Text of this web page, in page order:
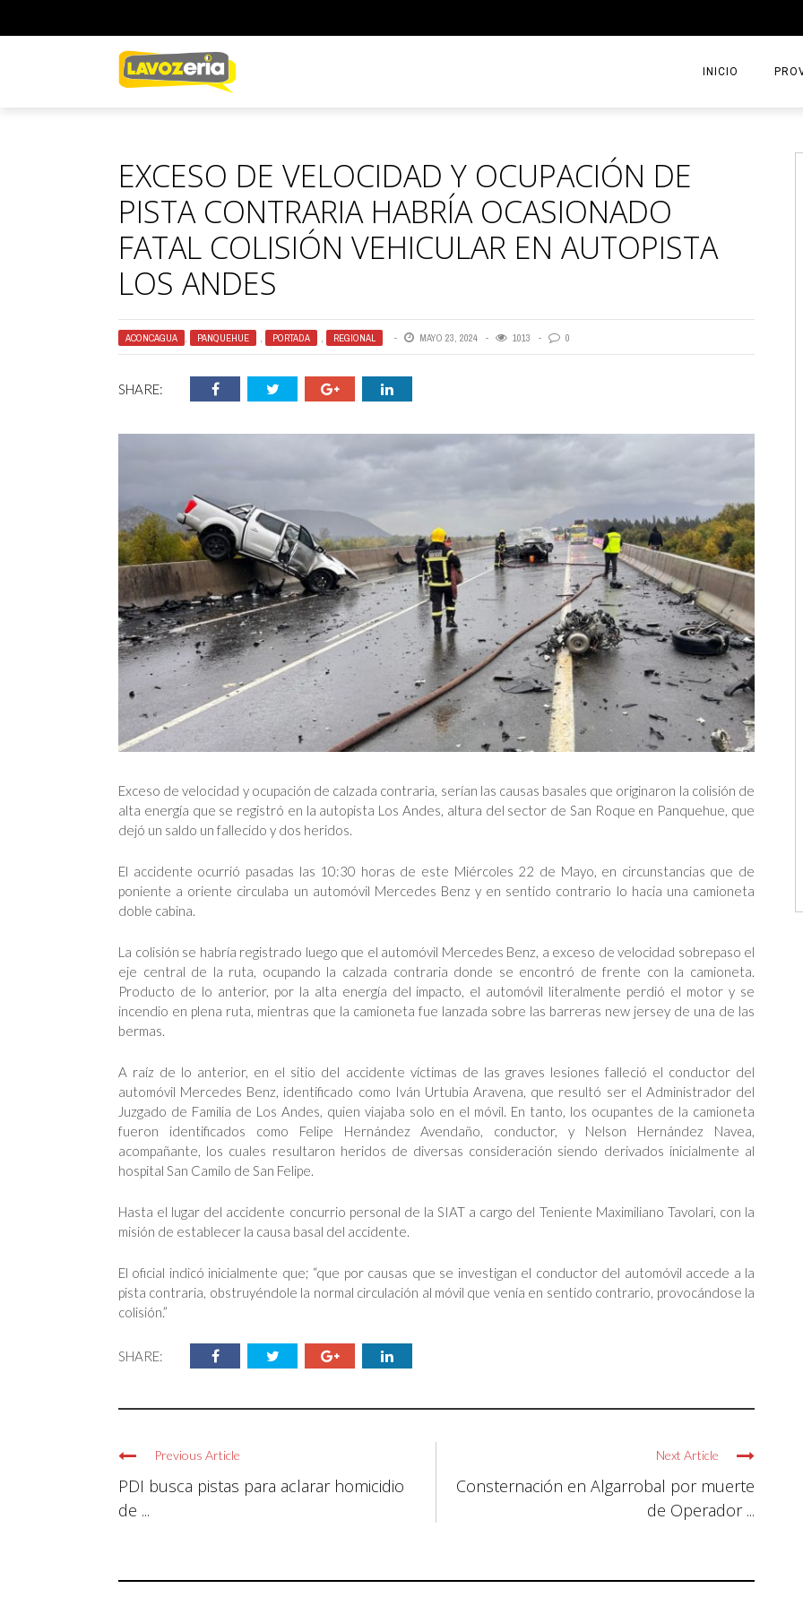
INICIO
EXCESO DE VELOCIDAD Y OCUPACIÓN DE
PISTA CONTRARIA HABRÍA OCASIONADO
FATAL COLISIÓN VEHICULAR EN AUTOPISTA
LOS ANDES
ACONCAGUA , PANQUEHUE , PORTADA , REGIONAL MAYO 23, 2024 1013 0
SHARE:
Exceso de velocidad y ocupación de calzada contraria, serían las causas basales que originaron la colisión de
alta energía que se registró en la autopista Los Andes, altura del sector de San Roque en Panquehue, que
dejó un saldo un fallecido y dos heridos.
El accidente ocurrió pasadas las 10:30 horas de este Miércoles 22 de Mayo, en circunstancias que de
poniente a oriente circulaba un automóvil Mercedes Benz y en sentido contrario lo hacia una camioneta
doble cabina.
La colisión se habría registrado luego que el automóvil Mercedes Benz, a exceso de velocidad sobrepaso el
eje central de la ruta, ocupando la calzada contraria donde se encontró de frente con la camioneta.
Producto de lo anterior, por la alta energía del impacto, el automóvil literalmente perdió el motor y se
incendio en plena ruta, mientras que la camioneta fue lanzada sobre las barreras new jersey de una de las
bermas.
A raíz de lo anterior, en el sitio del accidente víctimas de las graves lesiones falleció el conductor del
automóvil Mercedes Benz, identificado como Iván Urtubia Aravena, que resultó ser el Administrador del
Juzgado de Familia de Los Andes, quien viajaba solo en el móvil. En tanto, los ocupantes de la camioneta
fueron identificados como Felipe Hernández Avendaño, conductor, y Nelson Hernández Navea,
acompañante, los cuales resultaron heridos de diversas consideración siendo derivados inicialmente al
hospital San Camilo de San Felipe.
Hasta el lugar del accidente concurrio personal de la SIAT a cargo del Teniente Maximiliano Tavolari, con la
misión de establecer la causa basal del accidente.
El oficial indicó inicialmente que; “que por causas que se investigan el conductor del automóvil accede a la
pista contraria, obstruyéndole la normal circulación al móvil que venía en sentido contrario, provocándose la
colisión.”
SHARE:
Previous Article
PDI busca pistas para aclarar homicidio
de ...
Next Article
Consternación en Algarrobal por muerte
de Operador ...